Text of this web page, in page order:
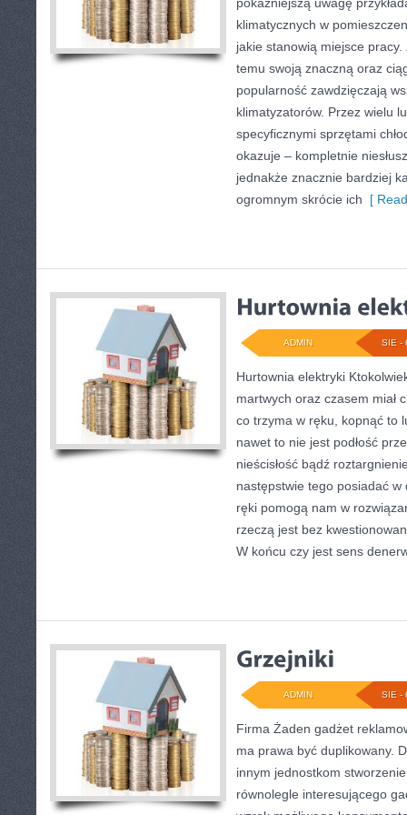
klimatycznych w
jakie stanowią miejsce pracy.
temu swoją znaczną oraz
popularność zawdzięczają
klimatyzatorów. Przez wielu
specyficznymi sprzętami
okazuje – kompletnie
jednakże znacznie bardziej
ogromnym skrócie ich [
SIE -
ADMIN
Hurtownia elektryki
martwych oraz czasem miał
co trzyma w ręku, kopnąć to
nawet to nie jest podłość
nieścisłość bądź
następstwie tego posiadać
ręki pomogą nam w
rzeczą jest bez
W końcu czy jest sens
SIE -
ADMIN
Firma Żaden gadżet
ma prawa być duplikowany.
innym jednostkom
równolegle interesującego